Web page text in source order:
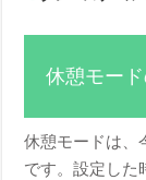
休憩モー
休憩モードは、
です。設定した